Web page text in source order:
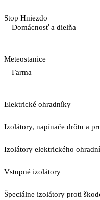
Stop Hniezdo
Domácnosť a dielňa
Meteostanice
Farma
Elektrické ohradníky
Izolátory, napínače drôtu a
Izolátory elektrického
Vstupné izolátory
Špeciálne izolátory proti